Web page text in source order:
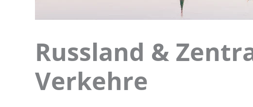
Russland &
Verkehre